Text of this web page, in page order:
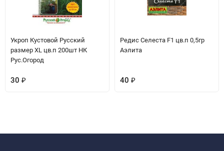
Укроп Кустовой Русский
размер XL цв.п 200шт НК
Рус.Огород
30 ₽
Редис Селеста F1 цв.п 0,5гр
Аэлита
40 ₽